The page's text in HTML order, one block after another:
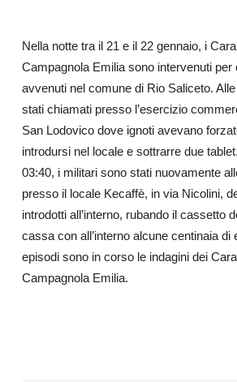
Nella notte tra il 21 e il 22 gennaio, i
Campagnola Emilia sono intervenuti per
avvenuti nel comune di Rio Saliceto.
stati chiamati presso l’esercizio
San Lodovico dove ignoti avevano
introdursi nel locale e sottrarre due
03:40, i militari sono stati nuovamente
presso il locale Kecaffè, in via Nicolini,
introdotti all’interno, rubando il cassetto
cassa con all’interno alcune centinaia di
episodi sono in corso le indagini dei
Campagnola Emilia.